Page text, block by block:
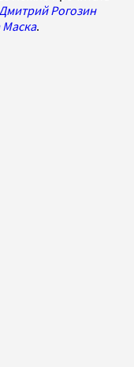
Рогозин
Маска.